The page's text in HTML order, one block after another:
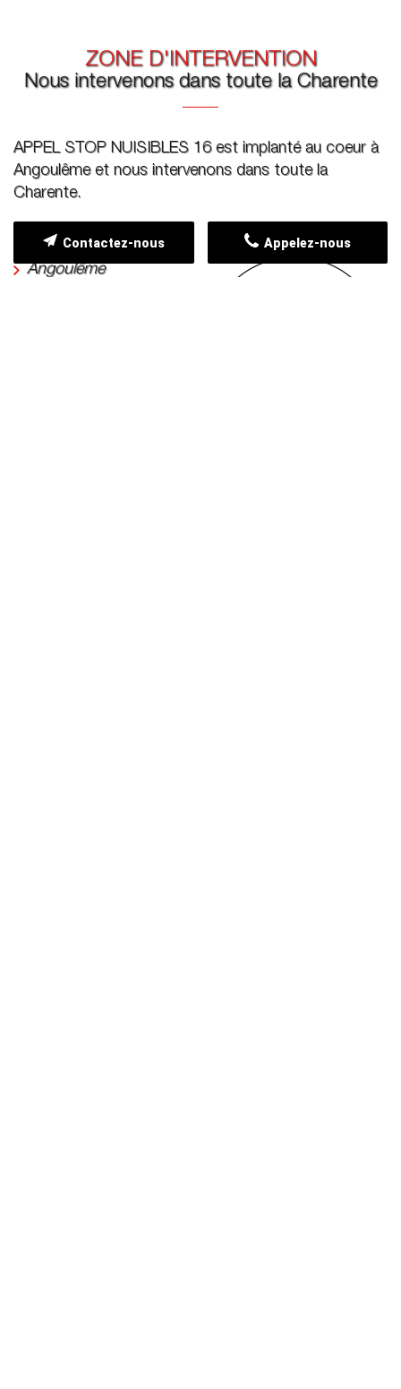
ZONE D'INTERVENTION
Nous intervenons dans toute la Charente
APPEL STOP NUISIBLES 16 est implanté au coeur à
Angoulême et nous intervenons dans toute la
Charente.
Angoulême
Appelez-nous
Contactez-nous